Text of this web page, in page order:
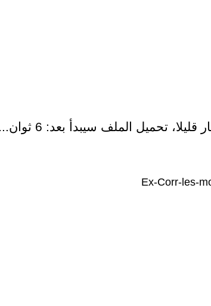
قليلا، تحميل الملف سيبدأ بعد: 6 ثوان...